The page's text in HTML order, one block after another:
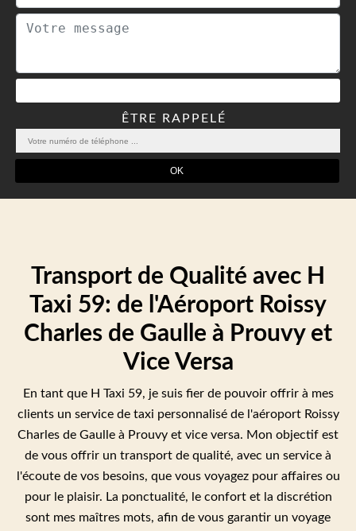
ÊTRE RAPPELÉ
Transport de Qualité avec H
Taxi 59: de l'Aéroport Roissy
Charles de Gaulle à Prouvy et
Vice Versa
En tant que H Taxi 59, je suis fier de pouvoir offrir à mes
clients un service de taxi personnalisé de l'aéroport Roissy
Charles de Gaulle à Prouvy et vice versa. Mon objectif est
de vous offrir un transport de qualité, avec un service à
l'écoute de vos besoins, que vous voyagez pour affaires ou
pour le plaisir. La ponctualité, le confort et la discrétion
sont mes maîtres mots, afin de vous garantir un voyage